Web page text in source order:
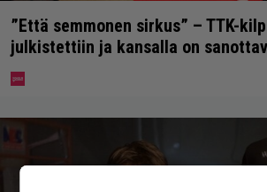
”Että semmonen sirkus” – TTK-
julkistettiin ja kansalla on